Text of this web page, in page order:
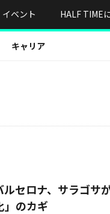
イベント HALF TIME
キャリア
セロナ、サラゴサ
」のカギ